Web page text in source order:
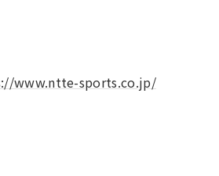
www.ntte-sports.co.jp/